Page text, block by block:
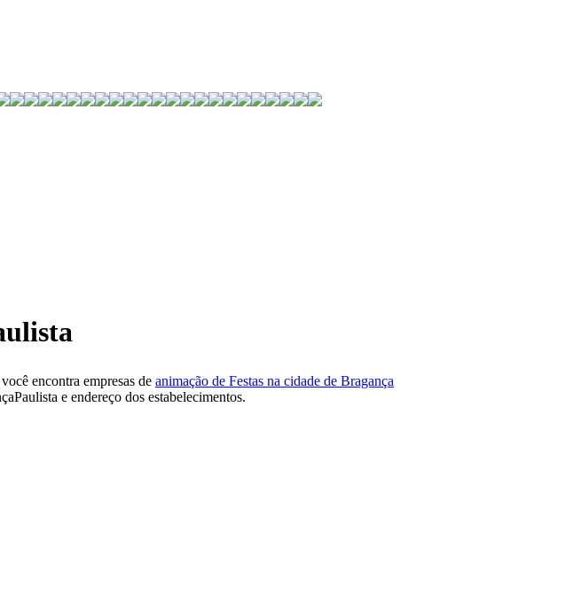
encontra empresas de animação de Festas na cidade de Bragança
e endereço dos estabelecimentos.